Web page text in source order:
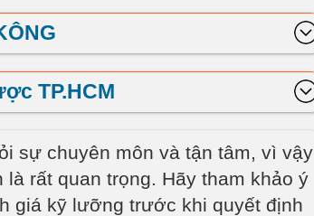
TP.HCM
sự chuyên môn và tận tâm, vì vậy
rất quan trọng. Hãy tham khảo ý
giá kỹ lưỡng trước khi quyết định